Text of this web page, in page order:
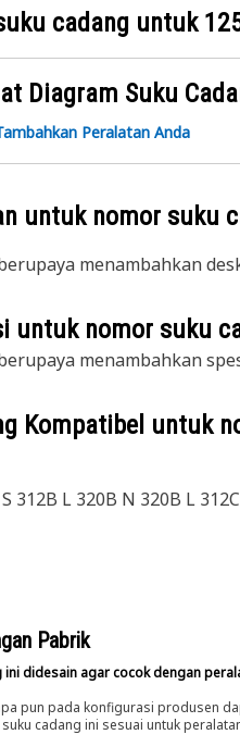
cadang untuk
Diagram Suku
Peralatan Anda
untuk nomor suku
menambahkan
untuk nomor suku
menambahkan
Kompatibel untuk
312B L 320B N 320B L
Pabrik
ini didesain agar cocok dengan
pun pada konfigurasi produsen
cadang ini sesuai untuk